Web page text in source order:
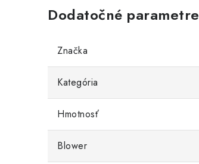
Dodatočné parametre
Značka
Kategória
Hmotnosť
Blower